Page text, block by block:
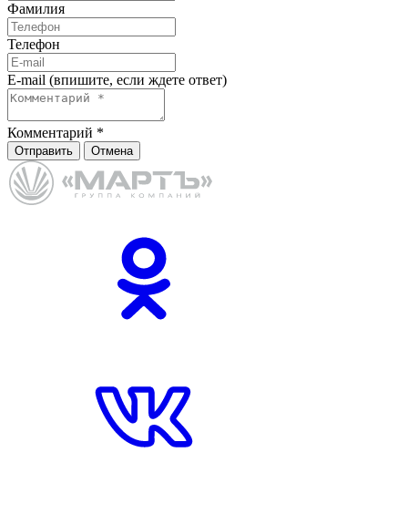
Фамилия
Телефон
E-mail (впишите, если ждете ответ)
Комментарий *
Отправить Отмена